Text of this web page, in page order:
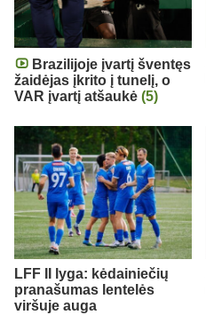
Brazilijoje įvartį šventęs
žaidėjas įkrito į tunelį, o
VAR įvartį atšaukė (5)
LFF II lyga: kėdainiečių
pranašumas lentelės
viršuje auga